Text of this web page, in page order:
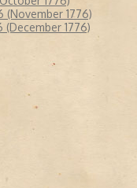
(November 1776)
1776)